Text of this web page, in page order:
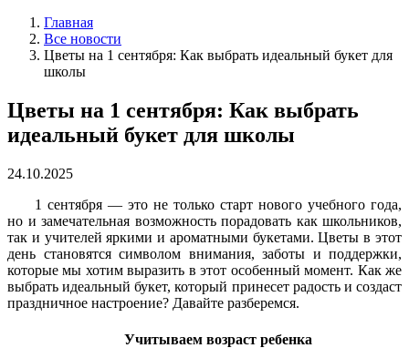
Главная
Все новости
Цветы на 1 сентября: Как выбрать идеальный букет для
школы
Цветы на 1 сентября: Как выбрать
идеальный букет для школы
24.10.2025
1 сентября — это не только старт нового учебного года,
но и замечательная возможность порадовать как школьников,
так и учителей яркими и ароматными букетами. Цветы в этот
день становятся символом внимания, заботы и поддержки,
которые мы хотим выразить в этот особенный момент. Как же
выбрать идеальный букет, который принесет радость и создаст
праздничное настроение? Давайте разберемся.
Учитываем возраст ребенка